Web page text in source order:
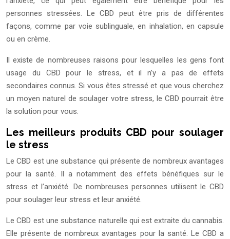
personnes stressées. Le CBD peut être pris de différentes
façons, comme par voie sublinguale, en inhalation, en capsule
ou en crème.
Il existe de nombreuses raisons pour lesquelles les gens font
usage du CBD pour le stress, et il n’y a pas de effets
secondaires connus. Si vous êtes stressé et que vous cherchez
un moyen naturel de soulager votre stress, le CBD pourrait être
la solution pour vous.
Les meilleurs produits CBD pour soulager
le stress
Le CBD est une substance qui présente de nombreux avantages
pour la santé. Il a notamment des effets bénéfiques sur le
stress et l’anxiété. De nombreuses personnes utilisent le CBD
pour soulager leur stress et leur anxiété.
Le CBD est une substance naturelle qui est extraite du cannabis.
Elle présente de nombreux avantages pour la santé. Le CBD a